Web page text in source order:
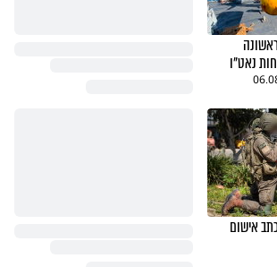
נאט"ו
אישום